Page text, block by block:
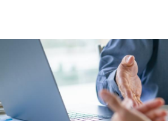
business-management-quality